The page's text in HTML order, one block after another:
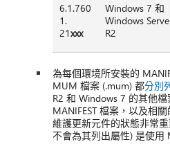
6.1.760
1.
21xxx
Windows 7 和
Windows
R2
為每個環境所安裝的
MUM 檔案 (.mum) 都分別
R2 和 Windows 7 的其他
MANIFEST 檔案，以及相
維護更新元件的狀態非常
不會為其列出屬性) 是使用